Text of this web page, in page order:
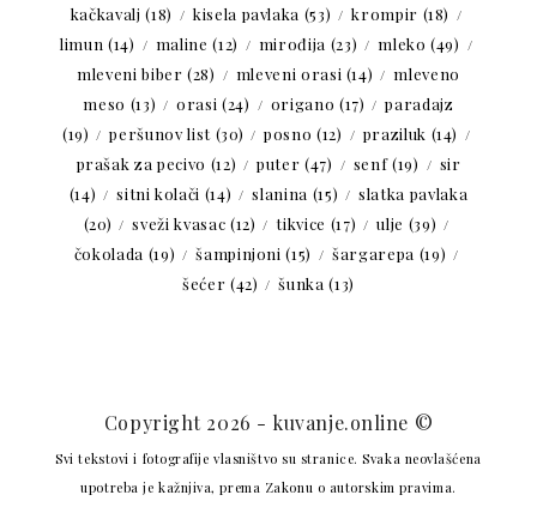
kačkavalj (18) kisela pavlaka (53) krompir (18)
limun (14) maline (12) mirođija (23) mleko (49)
mleveni biber (28) mleveni orasi (14)
mleveno
meso (13) orasi (24) origano (17)
paradajz
(19)
peršunov list(30) posno (12) praziluk (14)
prašak za pecivo (12) puter (47) senf(19)
sir
(14)
sitni kolači (14) slanina (15)
slatka pavlaka
(20)
sveži kvasac (12) tikvice (17) ulje (39)
čokolada (19) šampinjoni (15) šargarepa (19)
šećer (42) šunka (13)
Copyright 2026 - kuvanje.online ©
Svi tekstovi i fotografije vlasništvo su stranice. Svaka neovlašćena
upotreba je kažnjiva, prema Zakonu o autorskim pravima.